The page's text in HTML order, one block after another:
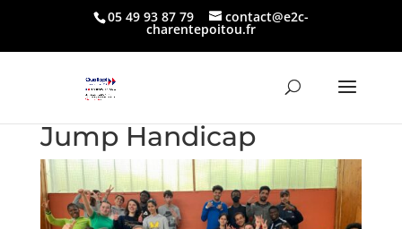
05 49 93 87 79 contact@e2c-
charentepoitou.fr
Jump Handicap